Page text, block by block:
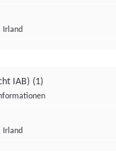
Irland
IAB) (1)
Irland